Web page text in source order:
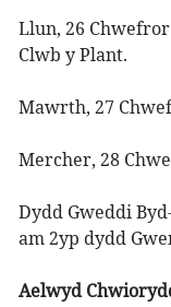
Llun, 26 Chwefror
Clwb y Plant.
Mawrth, 27
Mercher, 28
Dydd Gweddi
am 2yp dydd
Aelwyd